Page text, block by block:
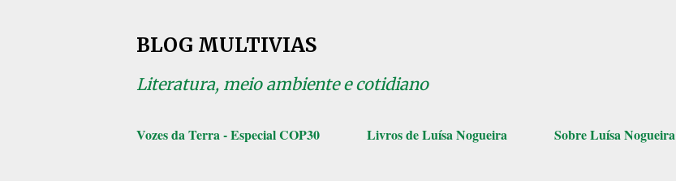
BLOG MULTIVIAS
Literatura, meio ambiente e cotidiano
Vozes da Terra - Especial COP30 Livros de Luísa Nogueira Sobre Luísa Nogueira